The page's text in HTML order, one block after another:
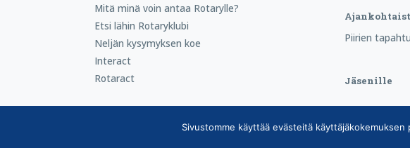
Mitä minä voin antaa Rotarylle?
Etsi lähin Rotaryklubi
Neljän kysymyksen koe
Interact
Rotaract
Piirien
Jäsenille
Copyright © Suomen Rotarypalvelu ry 2026 |Jäsentietojärjestelmän
Sivustomme käyttää evästeitä